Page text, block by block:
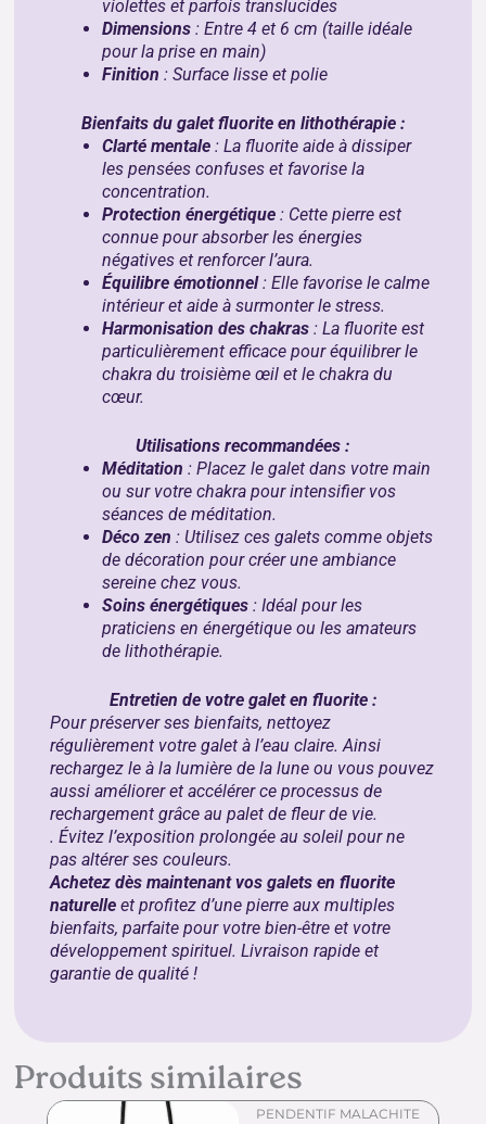
violettes et parfois translucides
Dimensions : Entre 4 et 6 cm (taille idéale
pour la prise en main)
Finition : Surface lisse et polie
Bienfaits du galet fluorite en lithothérapie :
Clarté mentale : La fluorite aide à dissiper
les pensées confuses et favorise la
concentration.
Protection énergétique : Cette pierre est
connue pour absorber les énergies
négatives et renforcer l’aura.
Équilibre émotionnel: Elle favorise le calme
intérieur et aide à surmonter le stress.
Harmonisation des chakras : La fluorite est
particulièrement efficace pour équilibrer le
chakra du troisième œil et le chakra du
cœur.
Utilisations recommandées :
Méditation : Placez le galet dans votre main
ou sur votre chakra pour intensifier vos
séances de méditation.
Déco zen : Utilisez ces galets comme objets
de décoration pour créer une ambiance
sereine chez vous.
Soins énergétiques : Idéal pour les
praticiens en énergétique ou les amateurs
de lithothérapie.
Entretien de votre galet en fluorite :
Pour préserver ses bienfaits, nettoyez
régulièrement votre galet à l’eau claire. Ainsi
rechargez le à la lumière de la lune ou vous pouvez
aussi améliorer et accélérer ce processus de
rechargement grâce aupalet de fleur de vie.
. Évitez l’exposition prolongée au soleil pour ne
pas altérer ses couleurs.
Achetez dès maintenant vos galets en fluorite
naturelle et profitez d’une pierre aux multiples
bienfaits, parfaite pour votre bien-être et votre
développement spirituel. Livraison rapide et
garantie de qualité !
Produits similaires
PENDENTIF MALACHITE